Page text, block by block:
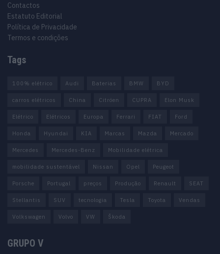
Contactos
Estatuto Editorial
Política de Privacidade
Termos e condições
Tags
100% elétrico Audi Baterias BMW BYD
carros elétricos China Citröen CUPRA Elon Musk
Elétrico Elétricos Europa Ferrari FIAT Ford
Honda Hyundai KIA Marcas Mazda Mercado
Mercedes Mercedes-Benz Mobilidade elétrica
mobilidade sustentável Nissan Opel Peugeot
Porsche Portugal preços Produção Renault SEAT
Stellantis SUV tecnologia Tesla Toyota Vendas
Volkswagen Volvo VW Škoda
GRUPO V